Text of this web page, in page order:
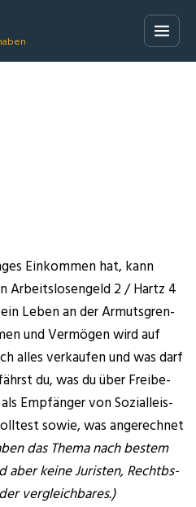
Ein­kom­men hat, kann
Arbeits­lo­sen­geld 2 / Hartz 4
Leben an der Armuts­gren­
und Ver­mö­gen wird auf
alles ver­kau­fen und was darf
du, was du über Frei­be­
Emp­fän­ger von Sozi­al­leis­
sowie, was ange­rech­net
das The­ma nach bes­tem
aber kei­ne Juris­ten, Recht­bs­
vergleichbares.)